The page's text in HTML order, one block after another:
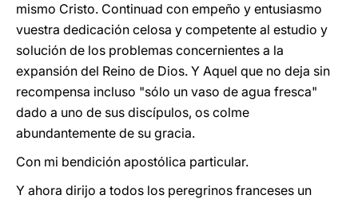
mismo Cristo. Continuad con empeño y entusiasmo
vuestra dedicación celosa y competente al estudio y
solución de los problemas concernientes a la
expansión del Reino de Dios. Y Aquel que no deja sin
recompensa incluso "sólo un vaso de agua fresca"
dado a uno de sus discípulos, os colme
abundantemente de su gracia.
Con mi bendición apostólica particular.
Y ahora dirijo a todos los peregrinos franceses un